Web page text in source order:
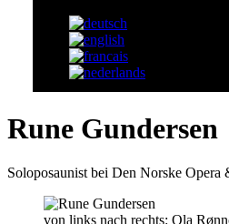
Rune Gundersen
Soloposaunist bei Den Norske Opera
von links nach rechts: Ola